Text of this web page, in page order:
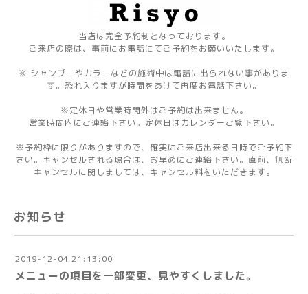
当店は完全予約制となっております。
ご来店の際は、事前にお電話にてご予約をお願いいたします。
※ シャンプーやカラーなどの施術中は電話に出られない事がありま
す。恐れ入りますが時間をあけて再度お電話下さい。
※定休日や営業時間外はご予約は出来ません。
営業時間内にご連絡下さい。定休日はカレンダーご覧下さい。
※予約枠に限りがありますので、確実にご来店出来る日時でご予約下
さい。キャンセルされる場合は、お早めにご連絡下さい。直前、無断
キャンセルに関しましては、キャンセル料をいただきます。
お知らせ
2019-12-04 21:13:00
メニューの項目を一部変更、見やすくしました。